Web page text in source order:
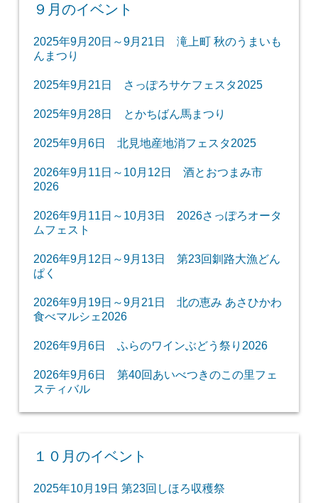
９月のイベント
2025年9月20日～9月21日 滝上町 秋のうまいも
んまつり
2025年9月21日 さっぽろサケフェスタ2025
2025年9月28日 とかちばん馬まつり
2025年9月6日 北見地産地消フェスタ2025
2026年9月11日～10月12日 酒とおつまみ市
2026
2026年9月11日～10月3日 2026さっぽろオータ
ムフェスト
2026年9月12日～9月13日 第23回釧路大漁どん
ぱく
2026年9月19日～9月21日 北の恵み あさひかわ
食べマルシェ2026
2026年9月6日 ふらのワインぶどう祭り2026
2026年9月6日 第40回あいべつきのこの里フェ
スティバル
１０月のイベント
2025年10月19日 第23回しほろ収穫祭